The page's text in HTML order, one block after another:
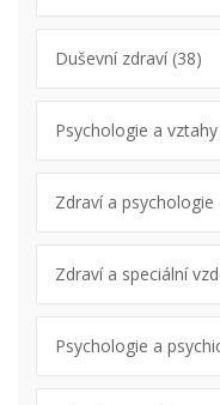
Duševní zdraví(38)
Psychologie a vztahy
Zdraví a psychologie
Zdraví a speciální
Psychologie a